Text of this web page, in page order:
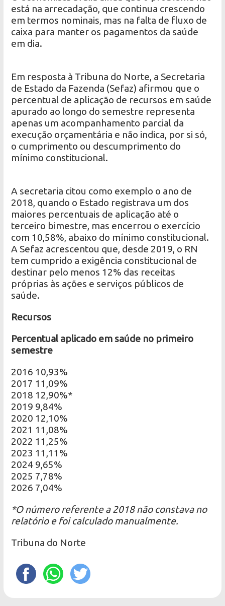
está na arrecadação, que continua crescendo
em termos nominais, mas na falta de fluxo de
caixa para manter os pagamentos da saúde
em dia.
Em resposta à Tribuna do Norte, a Secretaria
de Estado da Fazenda (Sefaz) afirmou que o
percentual de aplicação de recursos em saúde
apurado ao longo do semestre representa
apenas um acompanhamento parcial da
execução orçamentária e não indica, por si só,
o cumprimento ou descumprimento do
mínimo constitucional.
A secretaria citou como exemplo o ano de
2018, quando o Estado registrava um dos
maiores percentuais de aplicação até o
terceiro bimestre, mas encerrou o exercício
com 10,58%, abaixo do mínimo constitucional.
A Sefaz acrescentou que, desde 2019, o RN
tem cumprido a exigência constitucional de
destinar pelo menos 12% das receitas
próprias às ações e serviços públicos de
saúde.
Recursos
Percentual aplicado em saúde no primeiro
semestre
2016 10,93%
2017 11,09%
2018 12,90%*
2019 9,84%
2020 12,10%
2021 11,08%
2022 11,25%
2023 11,11%
2024 9,65%
2025 7,78%
2026 7,04%
*O número referente a 2018 não constava no
relatório e foi calculado manualmente.
Tribuna do Norte